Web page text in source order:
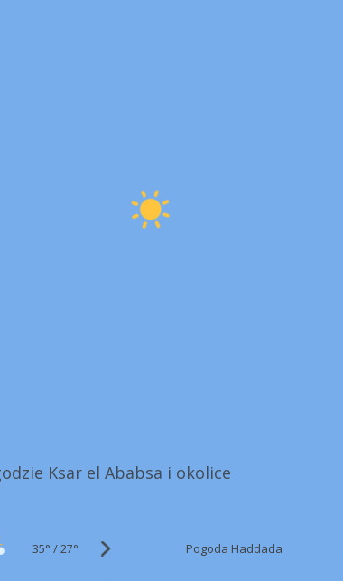
Ksar el Ababsa i okolice
35° /27° Pogoda Haddada